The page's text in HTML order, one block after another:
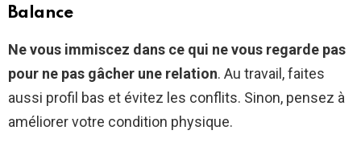
Balance
Ne vous immiscez dans ce qui ne vous regarde pas
pour ne pas gâcher une relation. Au travail, faites
aussi profil bas et évitez les conflits. Sinon, pensez à
améliorer votre condition physique.